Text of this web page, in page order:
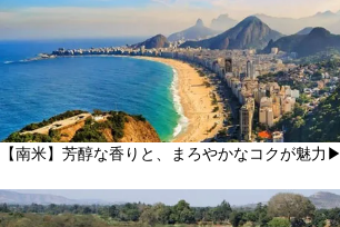
【南米】芳醇な香りと、まろやかなコクが魅力▶